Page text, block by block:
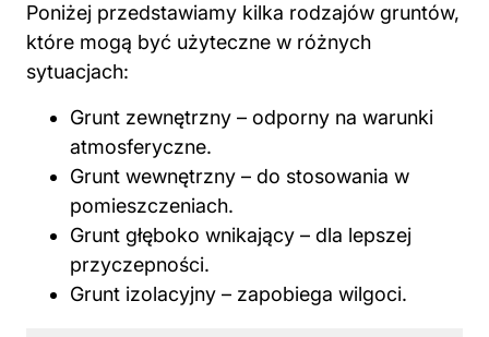
Poniżej przedstawiamy kilka rodzajów gruntów,
które mogą być użyteczne w różnych
sytuacjach:
Grunt zewnętrzny – odporny na warunki
atmosferyczne.
Grunt wewnętrzny – do stosowania w
pomieszczeniach.
Grunt głęboko wnikający – dla lepszej
przyczepności.
Grunt izolacyjny – zapobiega wilgoci.